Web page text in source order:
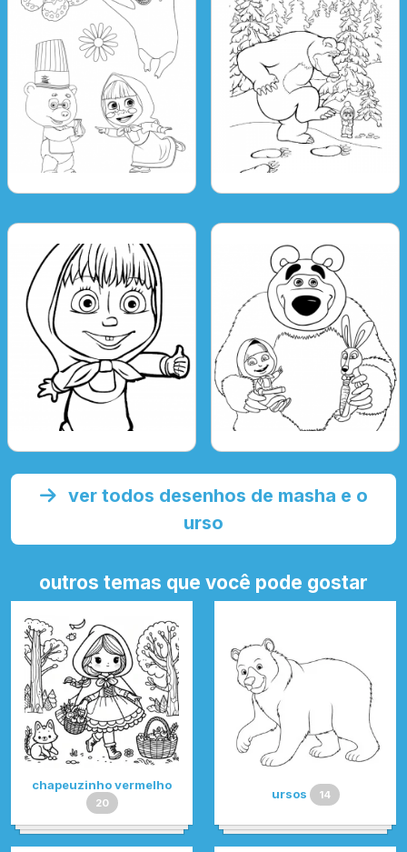
ver todos desenhos de masha e o
urso
outros temas que você pode gostar
chapeuzinho vermelho
20
ursos 14